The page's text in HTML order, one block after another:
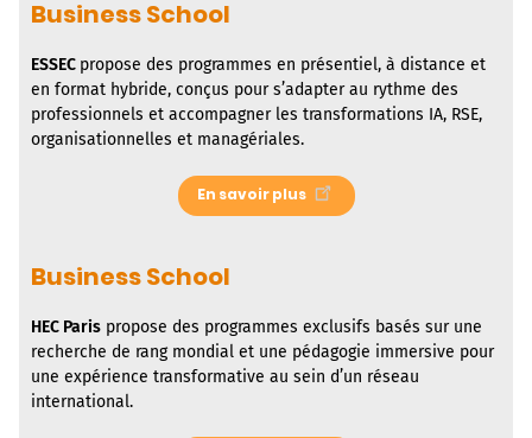
Business School
ESSEC propose des programmes en présentiel, à distance et
en format hybride, conçus pour s’adapter au rythme des
professionnels et accompagner les transformations IA, RSE,
organisationnelles et managériales.
En savoir plus
Business School
HEC Paris propose des programmes exclusifs basés sur une
recherche de rang mondial et une pédagogie immersive pour
une expérience transformative au sein d’un réseau
international.